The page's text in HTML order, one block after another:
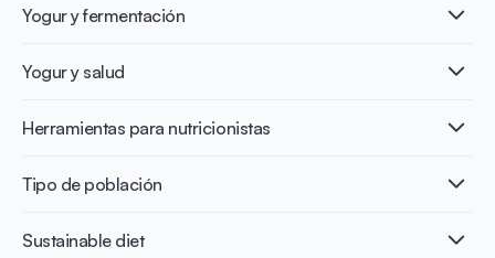
Yogur y fermentación
¿Qué es el yogur?
Nutri-dense food
Yogur y salud
Healthy Diets & Lifestyle
Salud intestinal y microbiota
Salud ósea
Control del peso
Herramientas para nutricionistas
Publicaciones
Infographics
Recetas
Tipo de población
Adultos
Sustainable diet